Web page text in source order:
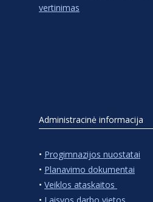
vertinimas
Administracinė informacija
• Progimnazijos nuostatai
• Planavimo dokumentai
• Veiklos ataskaitos